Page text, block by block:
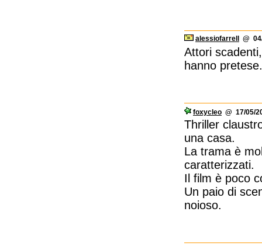
alessiofarrell @
Attori
hanno pretese.
foxycleo @ 17/05/
Thriller
una casa.
La trama è
caratterizzati.
Il film è poco
Un paio di
noioso.